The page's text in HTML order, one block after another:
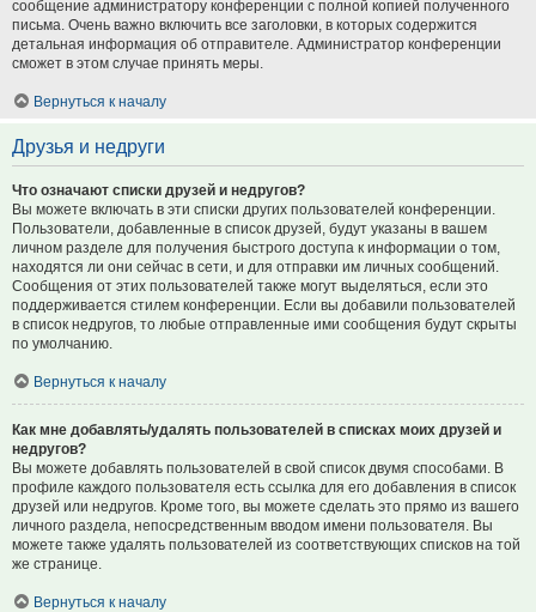
сообщение администратору конференции с полной копией полученного
письма. Очень важно включить все заголовки, в которых содержится
детальная информация об отправителе. Администратор конференции
сможет в этом случае принять меры.
Вернуться к началу
Друзья и недруги
Что означают списки друзей и недругов?
Вы можете включать в эти списки других пользователей конференции.
Пользователи, добавленные в список друзей, будут указаны в вашем
личном разделе для получения быстрого доступа к информации о том,
находятся ли они сейчас в сети, и для отправки им личных сообщений.
Сообщения от этих пользователей также могут выделяться, если это
поддерживается стилем конференции. Если вы добавили пользователей
в список недругов, то любые отправленные ими сообщения будут скрыты
по умолчанию.
Вернуться к началу
Как мне добавлять/удалять пользователей в списках моих друзей и
недругов?
Вы можете добавлять пользователей в свой список двумя способами. В
профиле каждого пользователя есть ссылка для его добавления в список
друзей или недругов. Кроме того, вы можете сделать это прямо из вашего
личного раздела, непосредственным вводом имени пользователя. Вы
можете также удалять пользователей из соответствующих списков на той
же странице.
Вернуться к началу